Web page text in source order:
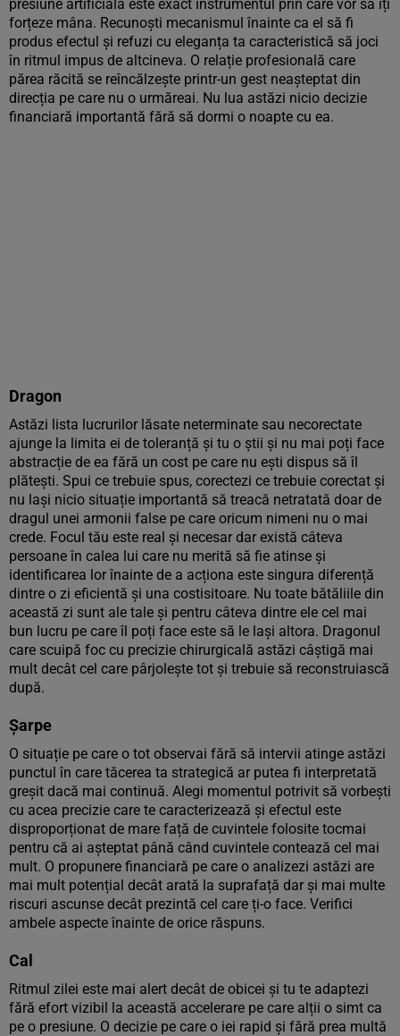
presiune artificială este exact instrumentul prin care vor să îți
forțeze mâna. Recunoști mecanismul înainte ca el să fi
produs efectul și refuzi cu eleganța ta caracteristică să joci
în ritmul impus de altcineva. O relație profesională care
părea răcită se reîncălzește printr-un gest neașteptat din
direcția pe care nu o urmăreai. Nu lua astăzi nicio decizie
financiară importantă fără să dormi o noapte cu ea.
Dragon
Astăzi lista lucrurilor lăsate neterminate sau necorectate
ajunge la limita ei de toleranță și tu o știi și nu mai poți face
abstracție de ea fără un cost pe care nu ești dispus să îl
plătești. Spui ce trebuie spus, corectezi ce trebuie corectat și
nu lași nicio situație importantă să treacă netratată doar de
dragul unei armonii false pe care oricum nimeni nu o mai
crede. Focul tău este real și necesar dar există câteva
persoane în calea lui care nu merită să fie atinse și
identificarea lor înainte de a acționa este singura diferență
dintre o zi eficientă și una costisitoare. Nu toate bătăliile din
această zi sunt ale tale și pentru câteva dintre ele cel mai
bun lucru pe care îl poți face este să le lași altora. Dragonul
care scuipă foc cu precizie chirurgicală astăzi câștigă mai
mult decât cel care pârjolește tot și trebuie să reconstruiască
după.
Șarpe
O situație pe care o tot observai fără să intervii atinge astăzi
punctul în care tăcerea ta strategică ar putea fi interpretată
greșit dacă mai continuă. Alegi momentul potrivit să vorbești
cu acea precizie care te caracterizează și efectul este
disproporționat de mare față de cuvintele folosite tocmai
pentru că ai așteptat până când cuvintele contează cel mai
mult. O propunere financiară pe care o analizezi astăzi are
mai mult potențial decât arată la suprafață dar și mai multe
riscuri ascunse decât prezintă cel care ți-o face. Verifici
ambele aspecte înainte de orice răspuns.
Cal
Ritmul zilei este mai alert decât de obicei și tu te adaptezi
fără efort vizibil la această accelerare pe care alții o simt ca
pe o presiune. O decizie pe care o iei rapid și fără prea multă